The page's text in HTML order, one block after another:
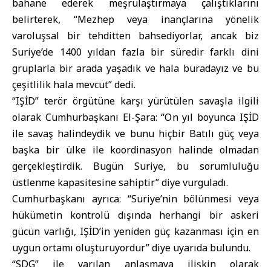
bahane ederek meşrulaştırmaya çalıştıklarını
belirterek, “Mezhep veya inançlarına yönelik
varoluşsal bir tehditten bahsediyorlar, ancak biz
Suriye’de 1400 yıldan fazla bir süredir farklı dini
gruplarla bir arada yaşadık ve hala buradayız ve bu
çeşitlilik hala mevcut” dedi.
“IŞİD” terör örgütüne karşı yürütülen savaşla ilgili
olarak Cumhurbaşkanı El-Şara: “On yıl boyunca IŞİD
ile savaş halindeydik ve bunu hiçbir Batılı güç veya
başka bir ülke ile koordinasyon halinde olmadan
gerçekleştirdik. Bugün Suriye, bu sorumluluğu
üstlenme kapasitesine sahiptir” diye vurguladı.
Cumhurbaşkanı ayrıca: “Suriye’nin bölünmesi veya
hükümetin kontrolü dışında herhangi bir askeri
gücün varlığı, IŞİD’in yeniden güç kazanması için en
uygun ortamı oluşturuyordur” diye uyarıda bulundu.
“SDG” ile varılan anlaşmaya ilişkin olarak